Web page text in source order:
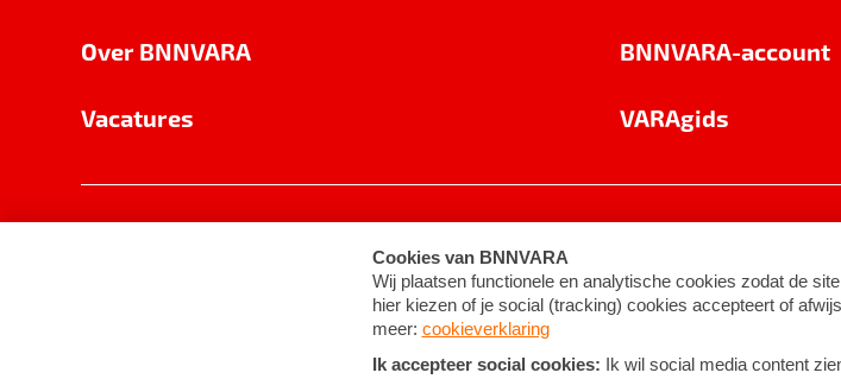
Over BNNVARA
Vacatures
BNNVARA-account
VARAgids
Cookie-instellingen Algemene voorwaarden ©2026BNNVARA